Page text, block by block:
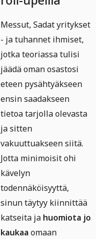
Messut, Sadat yritykset
- ja tuhannet ihmiset,
jotka teoriassa tulisi
jäädä oman osastosi
eteen pysähtyäkseen
ensin saadakseen
tietoa tarjolla olevasta
ja sitten
vakuuttuakseen siitä.
Jotta minimoisit ohi
kävelyn
todennäköisyyttä,
sinun täytyy kiinnittää
katseita ja huomiota jo
kaukaa omaan